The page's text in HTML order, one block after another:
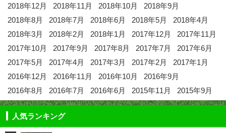
2018年12月
2018年11月 2018年10月
2018年9月
2018年8月
2018年7月 2018年6月 2018年5月
2018年4月
2018年3月
2018年2月 2018年1月 2017年12月
2017年11月
2017年10月
2017年9月 2017年8月 2017年7月
2017年6月
2017年5月
2017年4月 2017年3月 2017年2月
2017年1月
2016年12月
2016年11月 2016年10月
2016年9月
2016年8月
2016年7月 2016年6月 2015年11月 2015年9月
人気ランキング